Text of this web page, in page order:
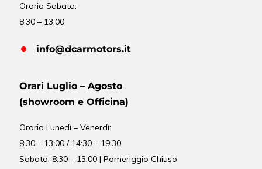
Orario Sabato:
8:30 – 13:00
info@dcarmotors.it
Orari Luglio – Agosto
(showroom e Officina)
OrarioLunedì – Venerdì:
8:30 – 13:00 / 14:30 – 19:30
Sabato: 8:30 – 13:00 | Pomeriggio Chiuso